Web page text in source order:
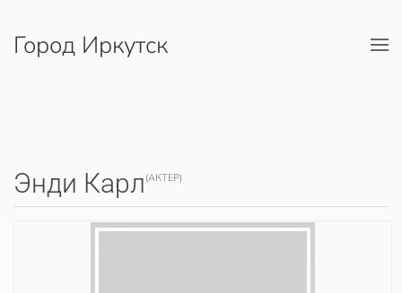
Перейти к содержимому
Город Иркутск
Энди Карл (АКТЕР)